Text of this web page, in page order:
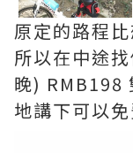
原定的路程
所以在中途
晚) RMB198
地講下可以